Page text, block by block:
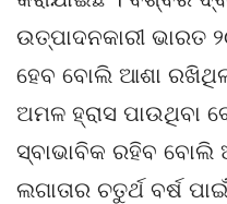
ଉତ୍ପାଦନକାରୀ
ହେବ ବୋଲି ଆଶା
ଅମଳ ହ୍ରାସ ପାଉଥିବା‌
ସ୍ବାଭାବିକ ରହିବ ବୋଲି
ଲଗାତାର ଚତୁର୍ଥ ବର୍ଷ